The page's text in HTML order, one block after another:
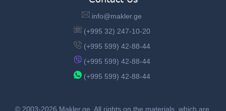
info@makler.ge
(+995 32) 247-10-20
(+995 599) 42-88-44
(+995 599) 42-88-44
(+995 599) 42-88-44
© 2003-2026 Makler.ge, All rights on the materials, which are